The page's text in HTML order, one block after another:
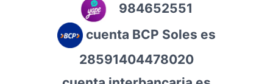
984652551
cuenta BCP Soles es
28591404478020